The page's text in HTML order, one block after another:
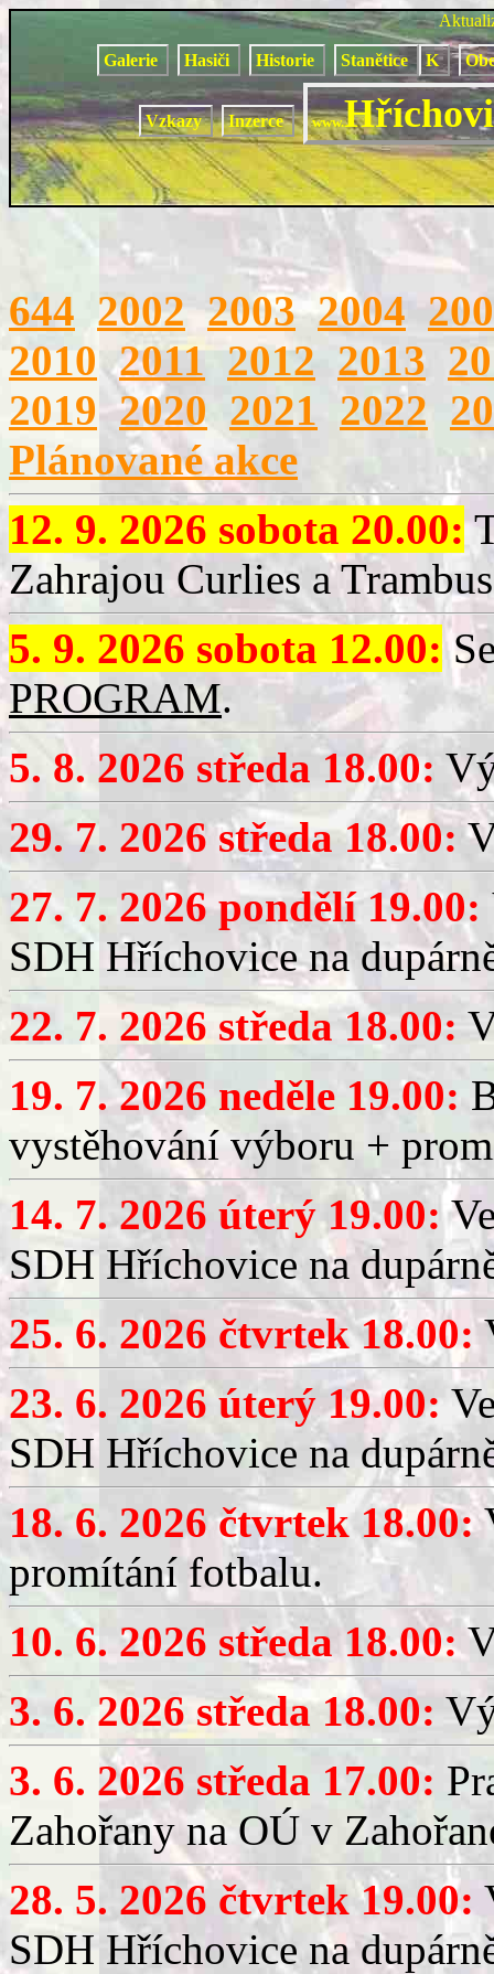
Galerie Hasiči Historie Stanětice K
Vzkazy Inzerce www.
644 2002 2003 2004
2010 2011 2012 2013
2019 2020 2021 2022
Plánované akce
12. 9. 2026 sobota 20.00:
Zahrajou Curlies a
5. 9. 2026 sobota 12.00:
PROGRAM.
5. 8. 2026 středa 18.00:
29. 7. 2026 středa 18.00:
27. 7. 2026 pondělí 19.00:
SDH Hříchovice na
22. 7. 2026 středa 18.00:
19. 7. 2026 neděle 19.00:
vystěhování výboru +
14. 7. 2026 úterý 19.00:
SDH Hříchovice na
25. 6. 2026 čtvrtek 18.00:
23. 6. 2026 úterý 19.00:
SDH Hříchovice na
18. 6. 2026 čtvrtek 18.00:
promítání fotbalu.
10. 6. 2026 středa 18.00:
3. 6. 2026 středa 18.00:
3. 6. 2026 středa 17.00:
Zahořany na OÚ v
28. 5. 2026 čtvrtek 19.00:
SDH Hříchovice na